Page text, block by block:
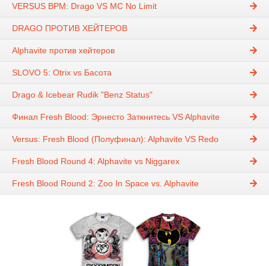
VERSUS BPM: Drago VS MC No Limit
DRAGO ПРОТИВ ХЕЙТЕРОВ
Alphavite против хейтеров
SLOVO 5: Otrix vs Басота
Drago & Icebear Rudik "Benz Status"
Финал Fresh Blood: Эрнесто Заткнитесь VS Alphavite
Versus: Fresh Blood (Полуфинал): Alphavite VS Redo
Fresh Blood Round 4: Alphavite vs Niggarex
Fresh Blood Round 2: Zoo In Space vs. Alphavite